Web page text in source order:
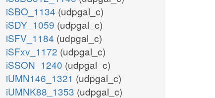
iSBO_1134 (udpgal_c)
iSDY_1059 (udpgal_c)
iSFV_1184 (udpgal_c)
iSFxv_1172 (udpgal_c)
iSSON_1240 (udpgal_c)
iUMN146_1321 (udpgal_c)
iUMNK88_1353 (udpgal_c)